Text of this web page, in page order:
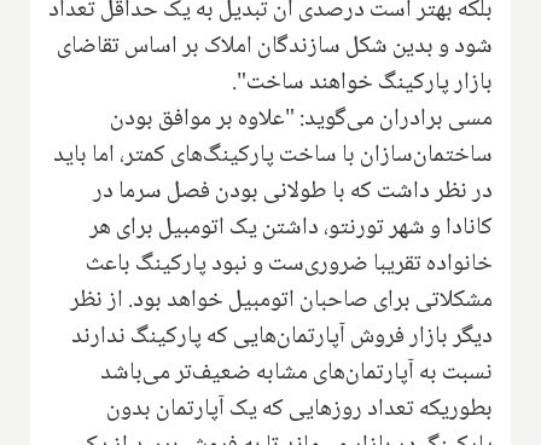
بلکه بهتر است درصدی آن تبدیل به یک حداقل تعداد
شود و بدین شکل سازندگان املاک بر اساس تقاضای
بازار پارکینگ خواهند ساخت".
مسی برادران می‌گوید: "علاوه بر موافق بودن
ساختمان‌سازان با ساخت پارکینگ‌های کمتر، اما باید
در نظر داشت که با طولانی بودن فصل سرما در
کانادا و شهر تورنتو، داشتن یک اتومبیل برای هر
خانواده تقریبا ضروری‌ست و نبود پارکینگ باعث
مشکلاتی برای صاحبان اتومبیل خواهد بود. از نظر
دیگر بازار فروش آپارتمان‌هایی که پارکینگ ندارند
نسبت به آپارتمان‌های مشابه ضعیف‌تر می‌باشد
بطوریکه تعداد روزهایی که یک آپارتمان بدون